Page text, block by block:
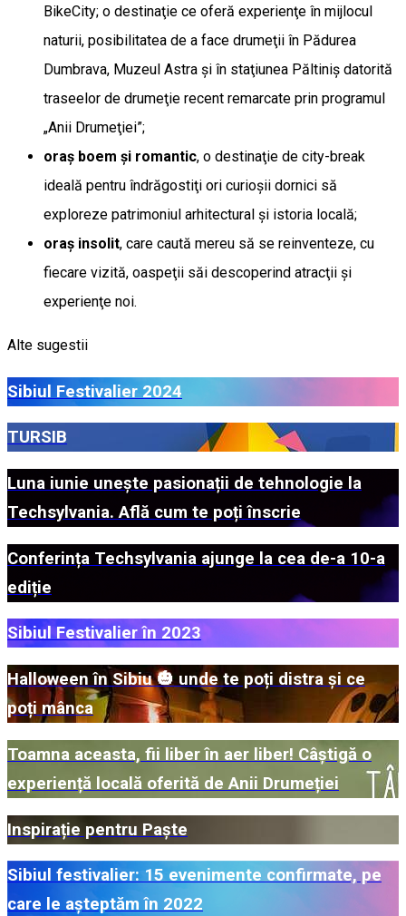
BikeCity; o destinaţie ce oferă experienţe în mijlocul
naturii, posibilitatea de a face drumeţii în Pădurea
Dumbrava, Muzeul Astra şi în staţiunea Păltiniş datorită
traseelor de drumeţie recent remarcate prin programul
„Anii Drumeţiei”;
oraş boem şi romantic, o destinaţie de city-break
ideală pentru îndrăgostiţi ori curioşii dornici să
exploreze patrimoniul arhitectural şi istoria locală;
oraş insolit, care caută mereu să se reinventeze, cu
fiecare vizită, oaspeţii săi descoperind atracţii şi
experienţe noi.
Alte sugestii
Sibiul Festivalier 2024
TURSIB
Luna iunie unește pasionații de tehnologie la
Techsylvania. Află cum te poți înscrie
Conferința Techsylvania ajunge la cea de-a 10-a
ediție
Sibiul Festivalier în 2023
Halloween în Sibiu 🎃 unde te poți distra și ce
poți mânca
Toamna aceasta, fii liber în aer liber! Câștigă o
experiență locală oferită de Anii Drumeției
Inspirație pentru Paște
Sibiul festivalier: 15 evenimente confirmate, pe
care le așteptăm în 2022